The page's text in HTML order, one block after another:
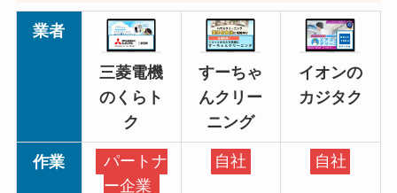
業者
三菱電機
のくらト
ク
すーちゃ
んクリー
ニング
イオンの
カジタク
作業
パートナ
ー企業
自社 自社